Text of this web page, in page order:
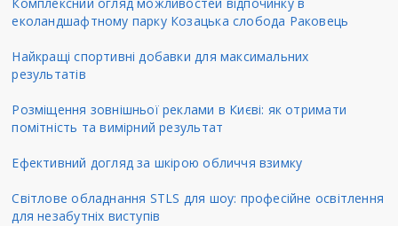
еколандшафтному парку Козацька слобода Раковець
Найкращі спортивні добавки для максимальних
результатів
Розміщення зовнішньої реклами в Києві: як отримати
помітність та вимірний результат
Ефективний догляд за шкірою обличчя взимку
Світлове обладнання STLS для шоу: професійне освітлення
для незабутніх виступів